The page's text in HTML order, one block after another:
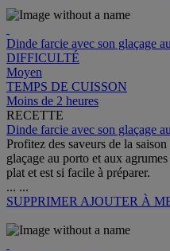
Dinde farcie avec son glaçage
DIFFICULTÉ
Moyen
TEMPS DE CUISSON
Moins de 2 heures
RECETTE
Dinde farcie avec son glaçage
Profitez des saveurs de la
glaçage au porto et aux
plat et est si facile à préparer.
... ...
SUPPRIMER AJOUTER À